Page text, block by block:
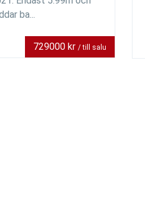
ba...
729000 kr / till salu